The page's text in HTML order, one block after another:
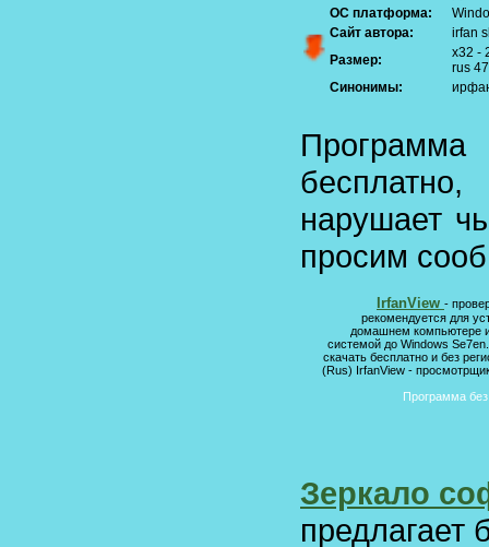
ОС платформа:
Сайт автора:
irfan
Размер:
x32 -
rus
Синонимы:
нарушает
просим
IrfanView -
рекомендуется для
домашнем компьютере
системой до Windows
скачать бесплатно и без
(Rus) IrfanView -
Программа
Зеркало
предлагает